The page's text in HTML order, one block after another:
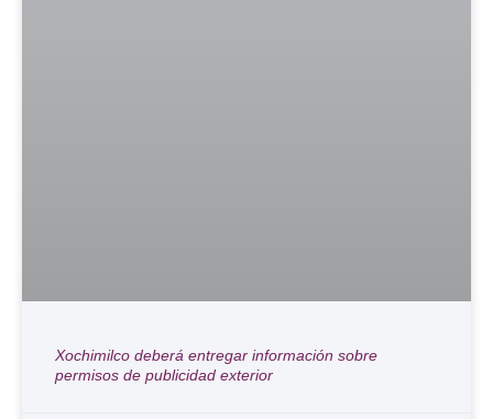
Xochimilco deberá entregar información sobre
permisos de publicidad exterior